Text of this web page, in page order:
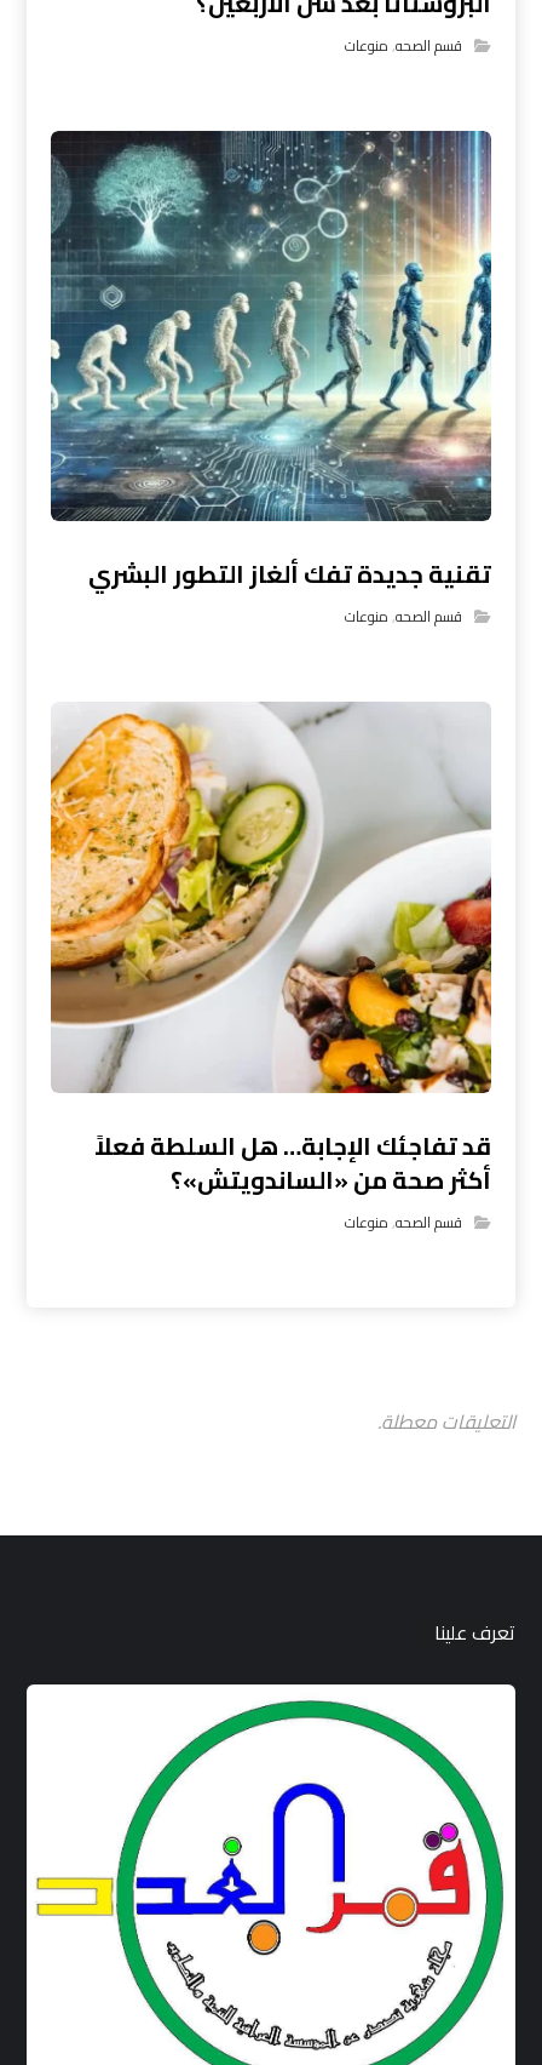
قسم الصحه,منوعات
تقنية جديدة تفك ألغاز التطور البشري
قسم الصحه,منوعات
قد تفاجئك الإجابة… هل السلطة فعلاً
أكثر صحة من «الساندويتش»؟
قسم الصحه,منوعات
التعليقات معطلة.
تعرف علينا